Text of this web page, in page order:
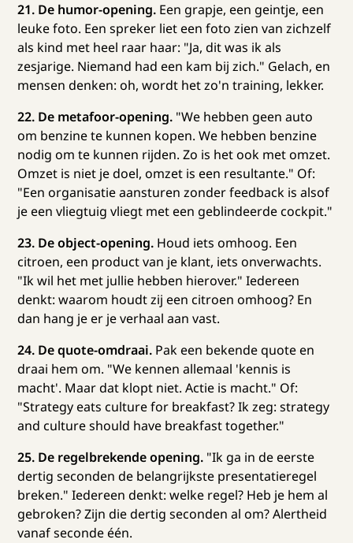
21. De humor-opening. Een grapje, een geintje, een
leuke foto. Een spreker liet een foto zien van zichzelf
als kind met heel raar haar: "Ja, dit was ik als
zesjarige. Niemand had een kam bij zich." Gelach, en
mensen denken: oh, wordt het zo'n training, lekker.
22. De metafoor-opening. "We hebben geen auto
om benzine te kunnen kopen. We hebben benzine
nodig om te kunnen rijden. Zo is het ook met omzet.
Omzet is niet je doel, omzet is een resultante." Of:
"Een organisatie aansturen zonder feedback is alsof
je een vliegtuig vliegt met een geblindeerde cockpit."
23. De object-opening. Houd iets omhoog. Een
citroen, een product van je klant, iets onverwachts.
"Ik wil het met jullie hebben hierover." Iedereen
denkt: waarom houdt zij een citroen omhoog? En
dan hang je er je verhaal aan vast.
24. De quote-omdraai. Pak een bekende quote en
draai hem om. "We kennen allemaal 'kennis is
macht'. Maar dat klopt niet. Actie is macht." Of:
"Strategy eats culture for breakfast? Ik zeg: strategy
and culture should have breakfast together."
25. De regelbrekende opening. "Ik ga in de eerste
dertig seconden de belangrijkste presentatieregel
breken." Iedereen denkt: welke regel? Heb je hem al
gebroken? Zijn die dertig seconden al om? Alertheid
vanaf seconde één.